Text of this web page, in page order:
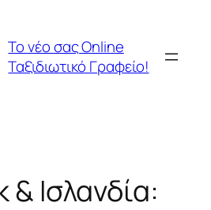
Το νέο σας Online
Ταξιδιωτικό Γραφείο!
& Ισλανδία: